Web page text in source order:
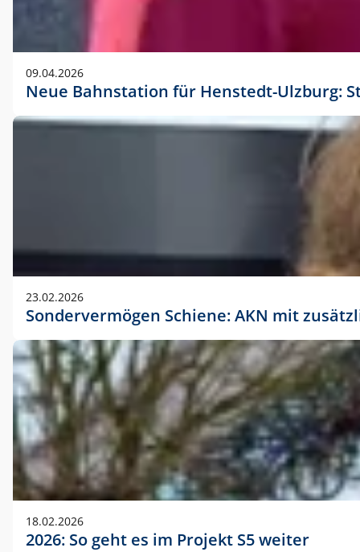
09.04.2026
Neue Bahnstation für Henstedt-Ulzburg:
23.02.2026
Sondervermögen Schiene: AKN mit
18.02.2026
2026: So geht es im Projekt S5 weiter